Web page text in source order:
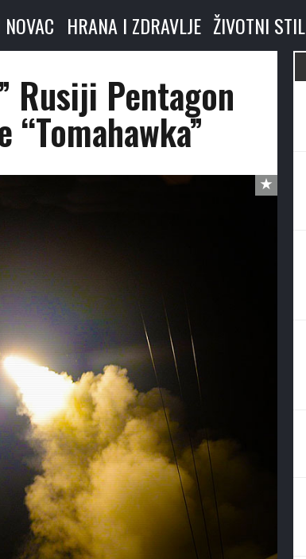
HRANA I ZDRAVLJE ŽIVOTNI STIL
Rusiji Pentagon